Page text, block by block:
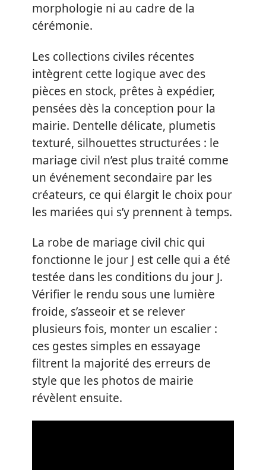
morphologie ni au cadre de la
cérémonie.
Les collections civiles récentes
intègrent cette logique avec des
pièces en stock, prêtes à expédier,
pensées dès la conception pour la
mairie. Dentelle délicate, plumetis
texturé, silhouettes structurées : le
mariage civil n’est plus traité comme
un événement secondaire par les
créateurs, ce qui élargit le choix pour
les mariées qui s’y prennent à temps.
La robe de mariage civil chic qui
fonctionne le jour J est celle qui a été
testée dans les conditions du jour J.
Vérifier le rendu sous une lumière
froide, s’asseoir et se relever
plusieurs fois, monter un escalier :
ces gestes simples en essayage
filtrent la majorité des erreurs de
style que les photos de mairie
révèlent ensuite.